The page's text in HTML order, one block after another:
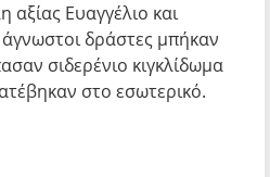
Ευαγγέλιο και
δράστες μπήκαν
σιδερένιο κιγκλίδωμα
στο εσωτερικό.